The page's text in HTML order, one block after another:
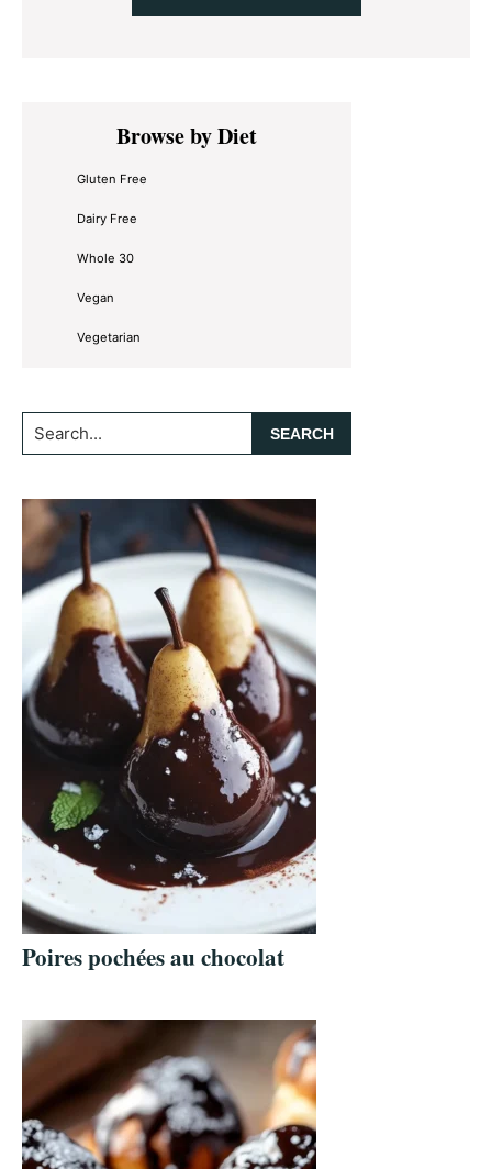
Primary
SidebarBrowse by Diet
Gluten Free
Dairy Free
Whole 30
Vegan
Vegetarian
Search...
Poires pochées au chocolat